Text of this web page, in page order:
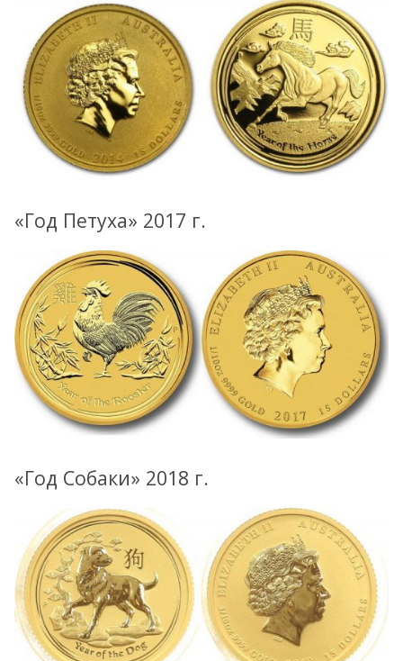
«Год Петуха» 2017 г.
«Год Собаки» 2018 г.